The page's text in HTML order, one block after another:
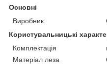
Основні
Виробник
Користувальницькі
Комплектація
Матеріал леза